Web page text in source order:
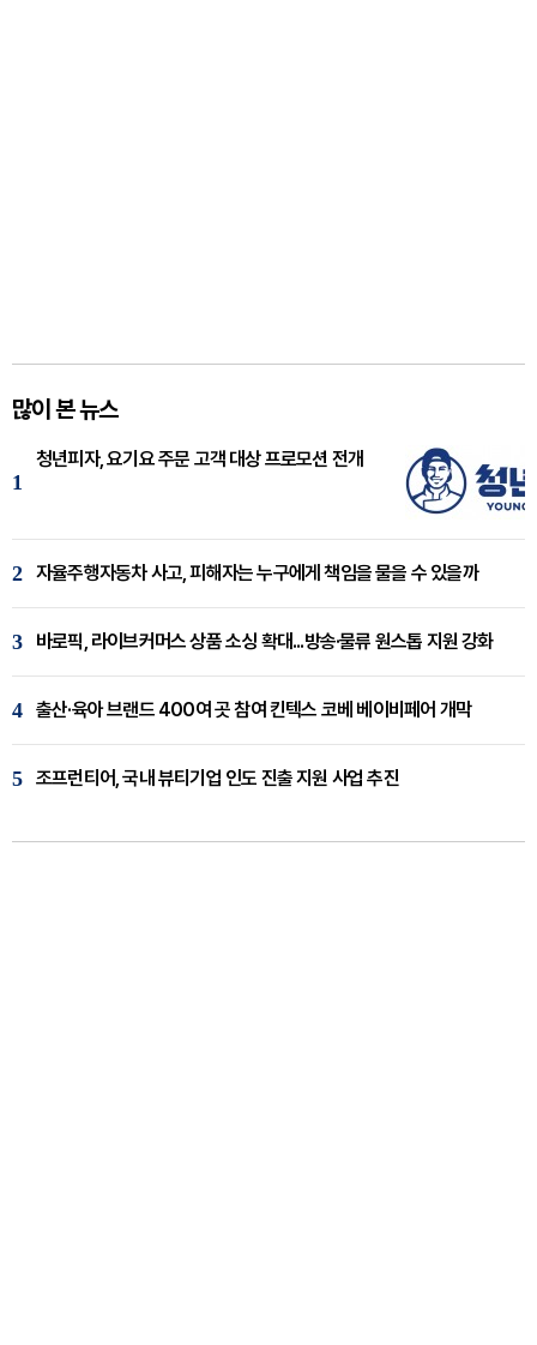
많이 본 뉴스
1
청년피자, 요기요 주문 고객 대상 프로모션 전개
2 자율주행자동차 사고, 피해자는 누구에게 책임을 물을 수 있을까
3 바로픽, 라이브커머스 상품 소싱 확대...방송·물류 원스톱 지원 강화
4 출산·육아 브랜드 400여 곳 참여 킨텍스 코베 베이비페어 개막
5 조프런티어, 국내 뷰티기업 인도 진출 지원 사업 추진